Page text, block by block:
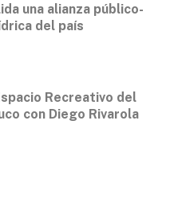
una alianza público-
del país
Recreativo del
con Diego Rivarola